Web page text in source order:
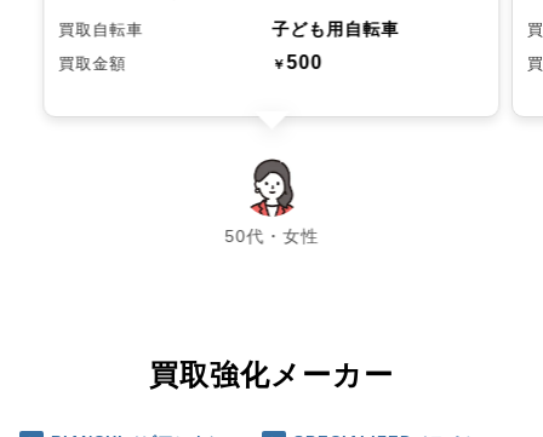
買取自転車 子ども用自転車
買取金額 ￥500
50代・女性
chevron_left chevron_right
買取強化メーカー